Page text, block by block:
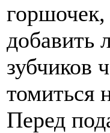
добавить
зубчиков
томиться
Перед